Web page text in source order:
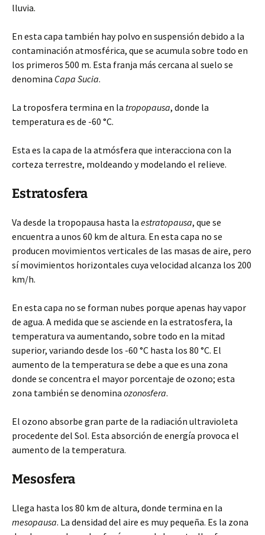
lluvia.
En esta capa también hay polvo en suspensión debido a la
contaminación atmosférica, que se acumula sobre todo en
los primeros 500 m. Esta franja más cercana al suelo se
denomina Capa Sucia.
La troposfera termina en la tropopausa, donde la
temperatura es de -60 °C.
Esta es la capa de la atmósfera que interacciona con la
corteza terrestre, moldeando y modelando el relieve.
Estratosfera
Va desde la tropopausa hasta la estratopausa, que se
encuentra a unos 60 km de altura. En esta capa no se
producen movimientos verticales de las masas de aire, pero
sí movimientos horizontales cuya velocidad alcanza los 200
km/h.
En esta capa no se forman nubes porque apenas hay vapor
de agua. A medida que se asciende en la estratosfera, la
temperatura va aumentando, sobre todo en la mitad
superior, variando desde los -60 °C hasta los 80 °C. El
aumento de la temperatura se debe a que es una zona
donde se concentra el mayor porcentaje de ozono; esta
zona también se denomina ozonosfera.
El ozono absorbe gran parte de la radiación ultravioleta
procedente del Sol. Esta absorción de energía provoca el
aumento de la temperatura.
Mesosfera
Llega hasta los 80 km de altura, donde termina en la
mesopausa. La densidad del aire es muy pequeña. Es la zona